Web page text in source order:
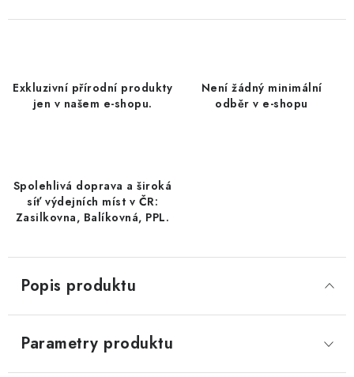
LYOFILIZOVANÉ OVOCE
KOŘENÍ / TEKUTÁ OCHUCOVADLA/OMÁČKY
SUŠENÉ OVOCE / MERUŇKY SÍŘENÉ / MERUŇKY
LYOFILIZOVANÉ OVOCE / MANGO
Exkluzivní přírodní produkty
jen v našem e-shopu.
Není žádný minimální
odběr v e-shopu
Spolehlivá doprava a široká
síť výdejních míst v ČR:
Zasilkovna, Balíkovná, PPL.
Popis produktu
Parametry produktu